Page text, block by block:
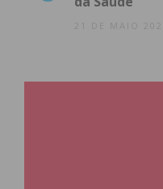
21 DE MAIO 2021